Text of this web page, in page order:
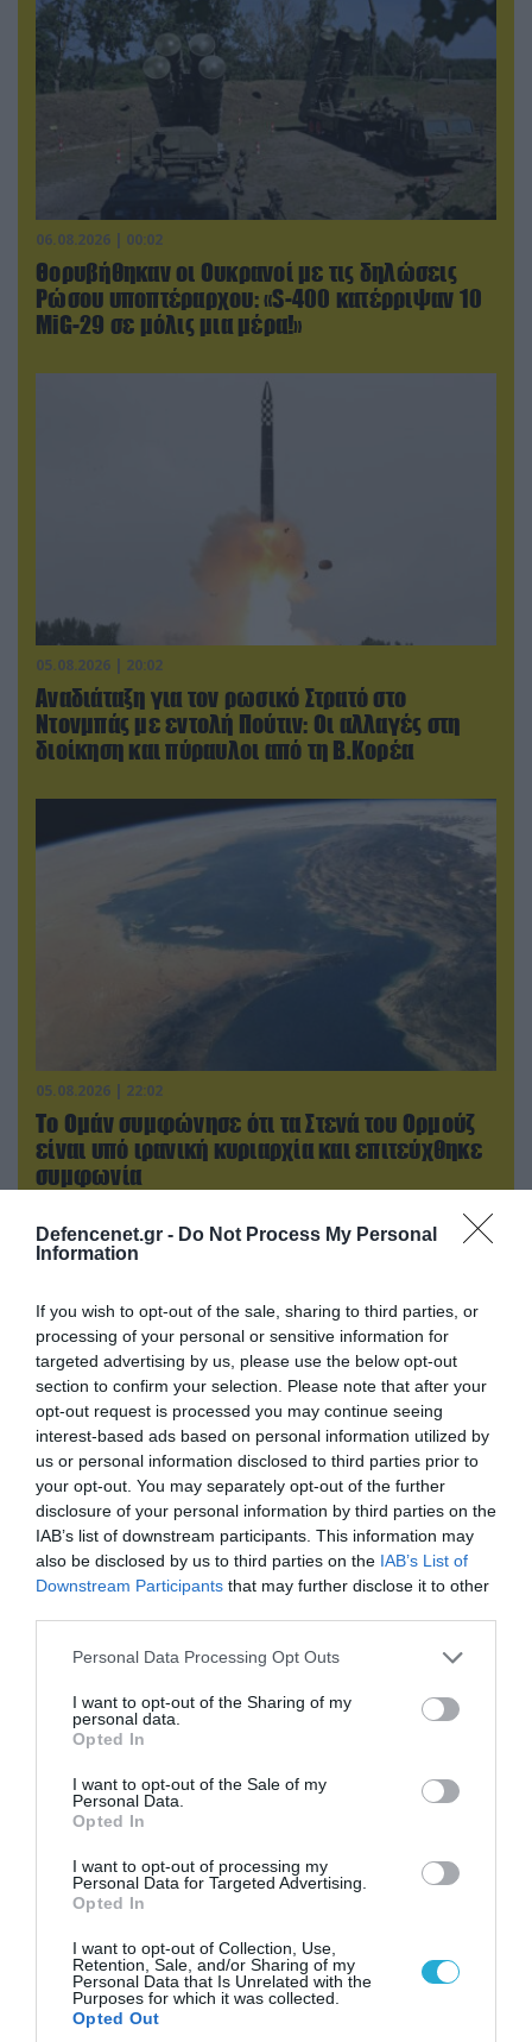
Defencenet.gr - Do Not Process My Personal
Information
If you wish to opt-out of the sale, sharing to third parties, or
processing of your personal or sensitive information for
targeted advertising by us, please use the below opt-out
section to confirm your selection. Please note that after your
opt-out request is processed you may continue seeing
interest-based ads based on personal information utilized by
us or personal information disclosed to third parties prior to
your opt-out. You may separately opt-out of the further
disclosure of your personal information by third parties on the
IAB’s list of downstream participants. This information may
also be disclosed by us to third parties on the IAB’s List of
Downstream Participants that may further disclose it to other
Please note that this website/app uses one or more Google
not limited to your visit or usage behaviour. You may click to
grant or deny consent to Google and its third-party tags to
use your data for below specified purposes in below Google
consent section.
Personal Data Processing Opt Outs
I want to opt-out of the Sharing of my
personal data.
Opted In
I want to opt-out of the Sale of my
Personal Data.
Opted In
I want to opt-out of processing my
Personal Data for Targeted Advertising.
Opted In
I want to opt-out of Collection, Use,
Retention, Sale, and/or Sharing of my
Personal Data that Is Unrelated with the
Purposes for which it was collected.
Opted Out
06.08.2026 | 00:02
Θορυβήθηκαν οι Ουκρανοί με τις δηλώσεις
Ρώσου υποπτέραρχου: «S-400 κατέρριψαν 10
MiG-29 σε μόλις μια μέρα!»
05.08.2026 | 20:02
Αναδιάταξη για τον ρωσικό Στρατό στο
Ντονμπάς με εντολή Πούτιν: Οι αλλαγές στη
διοίκηση και πύραυλοι από τη Β.Κορέα
05.08.2026 | 22:02
Το Ομάν συμφώνησε ότι τα Στενά του Ορμούζ
είναι υπό ιρανική κυριαρχία και επιτεύχθηκε
συμφωνία
06.08.2026 | 09:03
Μαροκινός παράνομος μετανάστης επιτέθηκε
σε 42χρονη σε στάση Τραμ στην Ισπανία και
απείλησε ότι θα την κακοποιήσει!
06.08.2026 | 09:02
ΗΠΑ: Το τελευταίο μήνυμα της μητέρας στον
πρώην σύζυγό της πριν από τη δολοφονία των
4 παιδιών τους – «Έχουν ίωση»